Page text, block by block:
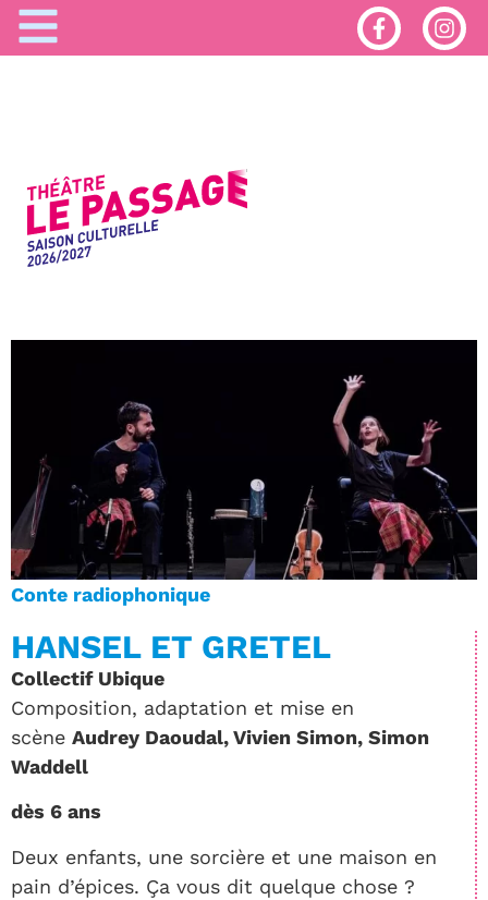
Conte radiophonique
HANSEL ET GRETEL
Collectif Ubique
Composition, adaptation et mise en
scène Audrey Daoudal, Vivien Simon, Simon
Waddell
dès 6 ans
Deux enfants, une sorcière et une maison en
pain d’épices. Ça vous dit quelque chose ?